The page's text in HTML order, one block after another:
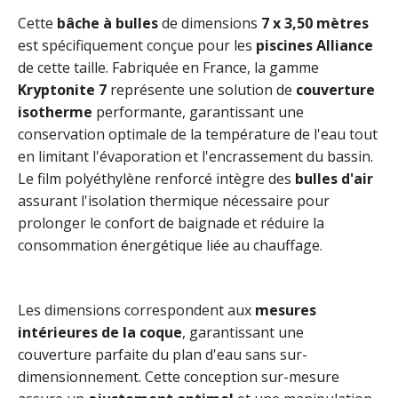
Cette bâche à bullesde dimensions 7 x 3,50 mètres
est spécifiquement conçue pour les piscines Alliance
de cette taille. Fabriquée en France, la gamme
Kryptonite 7 représente une solution de couverture
isotherme performante, garantissant une
conservation optimale de la température de l'eau tout
en limitant l'évaporation et l'encrassement du bassin.
Le film polyéthylène renforcé intègre des bulles d'air
assurant l'isolation thermique nécessaire pour
prolonger le confort de baignade et réduire la
consommation énergétique liée au chauffage.
Les dimensions correspondent aux mesures
intérieures de la coque, garantissant une
couverture parfaite du plan d'eau sans sur-
dimensionnement. Cette conception sur-mesure